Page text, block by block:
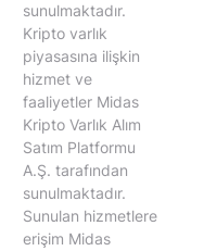
sunulmaktadır.
Kripto varlık
piyasasına ilişkin
hizmet ve
faaliyetler Midas
Kripto Varlık Alım
Satım Platformu
A.Ş. tarafından
sunulmaktadır.
Sunulan hizmetlere
erişim Midas